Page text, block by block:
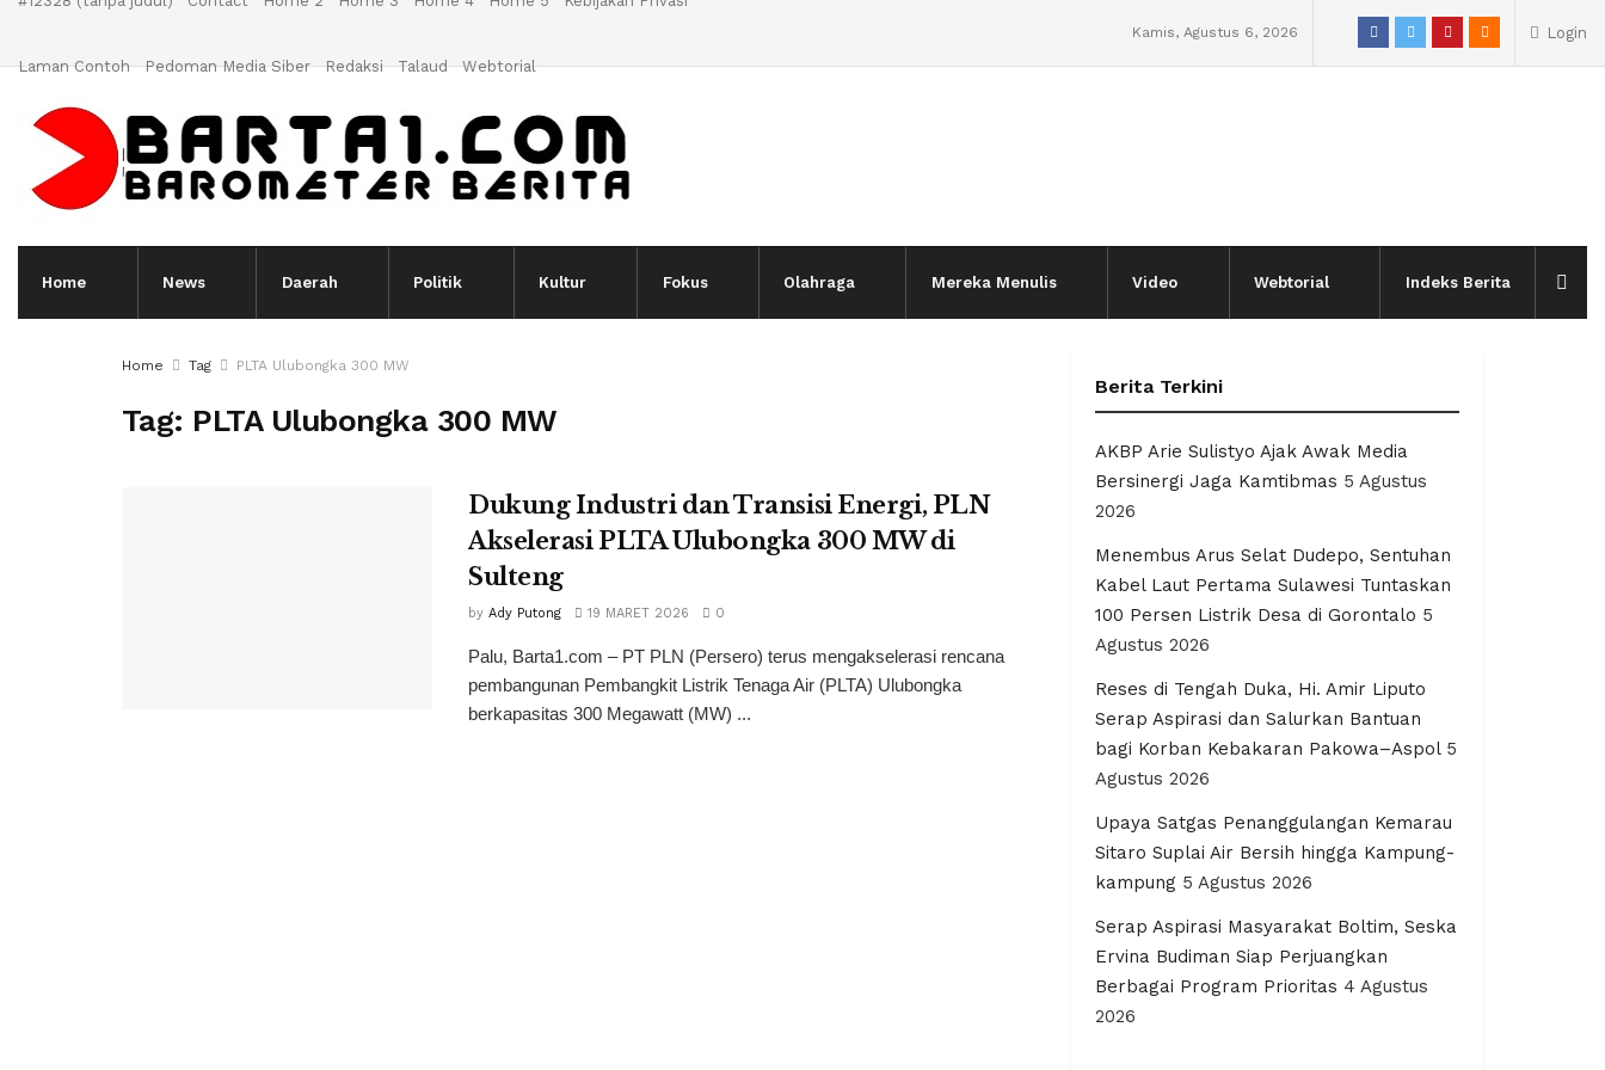
Laman Contoh Pedoman Media Siber Redaksi Talaud Webtorial
Kamis, Agustus 6, 2026 Login
Home News Daerah Politik Kultur Fokus Olahraga Mereka Menulis Video Webtorial Indeks Berita
Home Tag PLTA Ulubongka 300 MW
Tag: PLTA Ulubongka 300 MW
Dukung Industri dan Transisi Energi, PLN
Akselerasi PLTA Ulubongka 300 MW di
Sulteng
by Ady Putong 19 MARET 2026 0
Palu, Barta1.com – PT PLN (Persero) terus mengakselerasi rencana
pembangunan Pembangkit Listrik Tenaga Air (PLTA) Ulubongka
berkapasitas 300 Megawatt (MW) ...
Berita Terkini
AKBP Arie Sulistyo Ajak Awak Media
Bersinergi Jaga Kamtibmas 5 Agustus
2026
Menembus Arus Selat Dudepo, Sentuhan
Kabel Laut Pertama Sulawesi Tuntaskan
100 Persen Listrik Desa di Gorontalo 5
Agustus 2026
Reses di Tengah Duka, Hi. Amir Liputo
Serap Aspirasi dan Salurkan Bantuan
bagi Korban Kebakaran Pakowa–Aspol 5
Agustus 2026
Upaya Satgas Penanggulangan Kemarau
Sitaro Suplai Air Bersih hingga Kampung-
kampung 5 Agustus 2026
Serap Aspirasi Masyarakat Boltim, Seska
Ervina Budiman Siap Perjuangkan
Berbagai Program Prioritas 4 Agustus
2026